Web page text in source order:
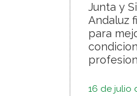
Junta y
Andaluz
para
16 de julio